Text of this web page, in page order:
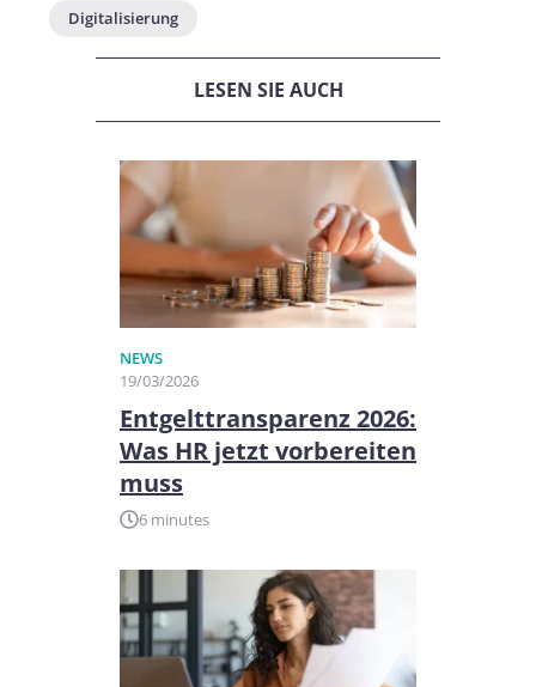
Digitalisierung
LESEN SIE AUCH
NEWS
19/03/2026
Entgelttransparenz 2026:
Was HR jetzt vorbereiten
muss
6 minutes